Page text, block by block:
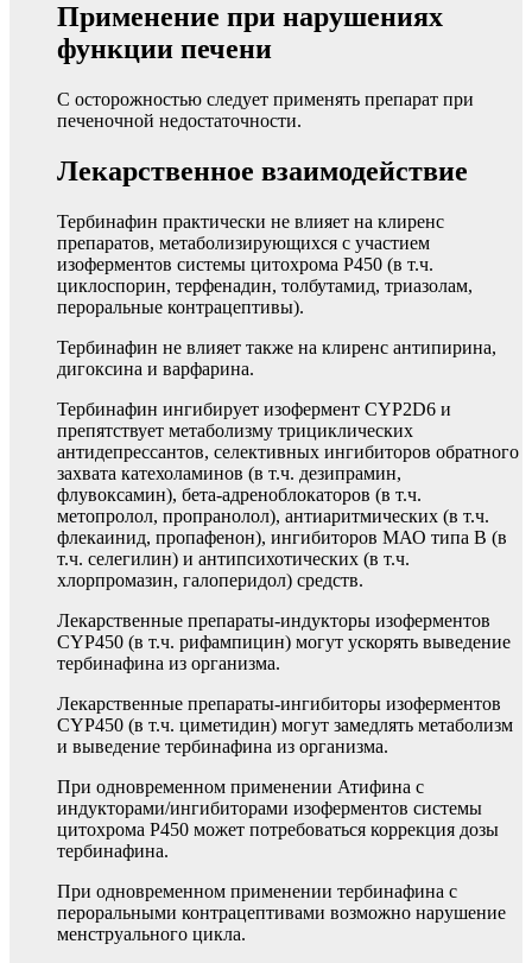
Применение при нарушениях
функции печени
С осторожностью следует применять препарат при
печеночной недостаточности.
Лекарственное взаимодействие
Тербинафин практически не влияет на клиренс
препаратов, метаболизирующихся с участием
изоферментов системы цитохрома Р450 (в т.ч.
циклоспорин, терфенадин, толбутамид, триазолам,
пероральные контрацептивы).
Тербинафин не влияет также на клиренс антипирина,
дигоксина и варфарина.
Тербинафин ингибирует изофермент CYP2D6 и
препятствует метаболизму трициклических
антидепрессантов, селективных ингибиторов обратного
захвата катехоламинов (в т.ч. дезипрамин,
флувоксамин), бета-адреноблокаторов (в т.ч.
метопролол, пропранолол), антиаритмических (в т.ч.
флекаинид, пропафенон), ингибиторов МАО типа В (в
т.ч. селегилин) и антипсихотических (в т.ч.
хлорпромазин, галоперидол) средств.
Лекарственные препараты-индукторы изоферментов
CYP450 (в т.ч. рифампицин) могут ускорять выведение
тербинафина из организма.
Лекарственные препараты-ингибиторы изоферментов
CYP450 (в т.ч. циметидин) могут замедлять метаболизм
и выведение тербинафина из организма.
При одновременном применении Атифина с
индукторами/ингибиторами изоферментов системы
цитохрома Р450 может потребоваться коррекция дозы
тербинафина.
При одновременном применении тербинафина с
пероральными контрацептивами возможно нарушение
менструального цикла.